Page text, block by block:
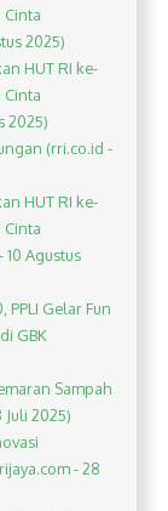
2025)
HUT RI ke-
2025)
(rri.co.id -
HUT RI ke-
Agustus
PPLI Gelar Fun
GBK
Sampah
2025)
- 28